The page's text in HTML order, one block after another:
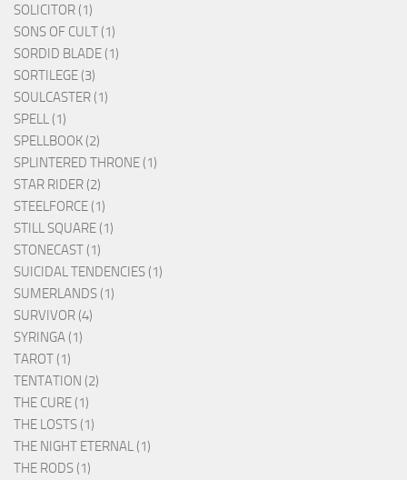
SOLICITOR (1)
SONS OF CULT (1)
SORDID BLADE (1)
SORTILEGE (3)
SOULCASTER (1)
SPELL (1)
SPELLBOOK (2)
SPLINTERED THRONE (1)
STAR RIDER (2)
STEELFORCE (1)
STILL SQUARE (1)
STONECAST (1)
SUICIDAL TENDENCIES (1)
SUMERLANDS (1)
SURVIVOR (4)
SYRINGA (1)
TAROT (1)
TENTATION (2)
THE CURE (1)
THE LOSTS (1)
THE NIGHT ETERNAL (1)
THE RODS (1)